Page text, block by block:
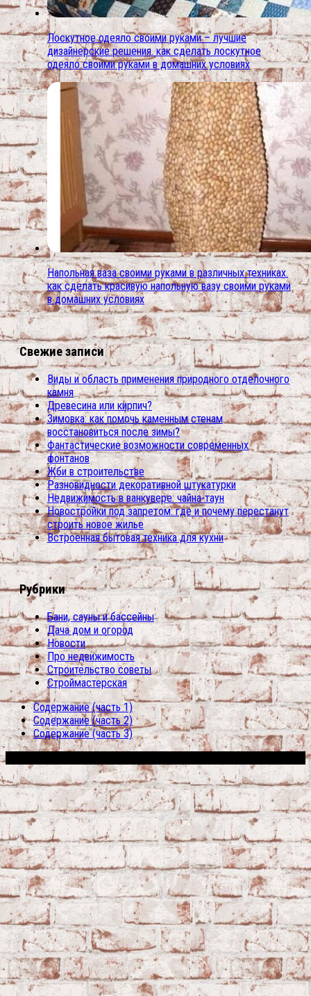
Лоскутное одеяло своими руками – лучшие
дизайнерские решения. как сделать лоскутное
одеяло своими руками в домашних условиях
Напольная ваза своими руками в различных техниках.
как сделать красивую напольную вазу своими руками
в домашних условиях
Свежие записи
Виды и область применения природного отделочного
камня
Древесина или кирпич?
Зимовка: как помочь каменным стенам
восстановиться после зимы?
Фантастические возможности современных
фонтанов
Жби в строительстве
Разновидности декоративной штукатурки
Недвижимость в ванкувере: чайна-таун
Новостройки под запретом: где и почему перестанут
строить новое жилье
Встроенная бытовая техника для кухни
Рубрики
Бани, сауны и бассейны
Дача дом и огород
Новости
Про недвижимость
Строительство советы
Строймастерская
Содержание (часть 1)
Содержание (часть 2)
Содержание (часть 3)